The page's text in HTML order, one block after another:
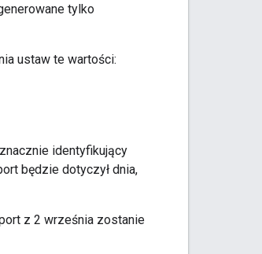
tylko
ustaw te wartości:
identyfikujący
będzie dotyczył dnia,
z 2 września zostanie